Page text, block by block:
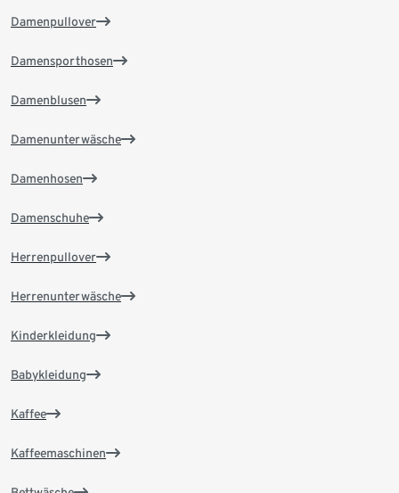
Damenpullover
Damensporthosen
Damenblusen
Damenunterwäsche
Damenhosen
Damenschuhe
Herrenpullover
Herrenunterwäsche
Kinderkleidung
Babykleidung
Kaffee
Kaffeemaschinen